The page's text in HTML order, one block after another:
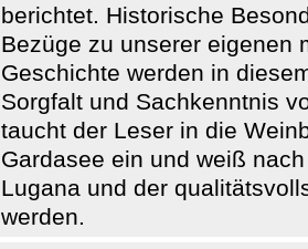
berichtet. Historische
Bezüge zu unserer eigenen
Geschichte werden in
Sorgfalt und Sachkenntnis
taucht der Leser in die
Gardasee ein und weiß
Lugana und der
werden.